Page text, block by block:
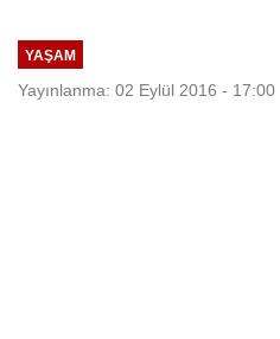
YAŞAM
Yayınlanma: 02 Eylül 2016 - 17:00